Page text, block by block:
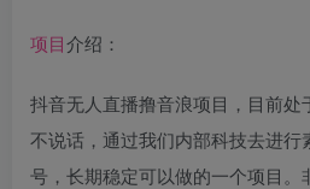
项目介绍：
抖音无人直播撸音浪项目，目前
不说话，通过我们内部科技去进行
号，长期稳定可以做的一个项目。